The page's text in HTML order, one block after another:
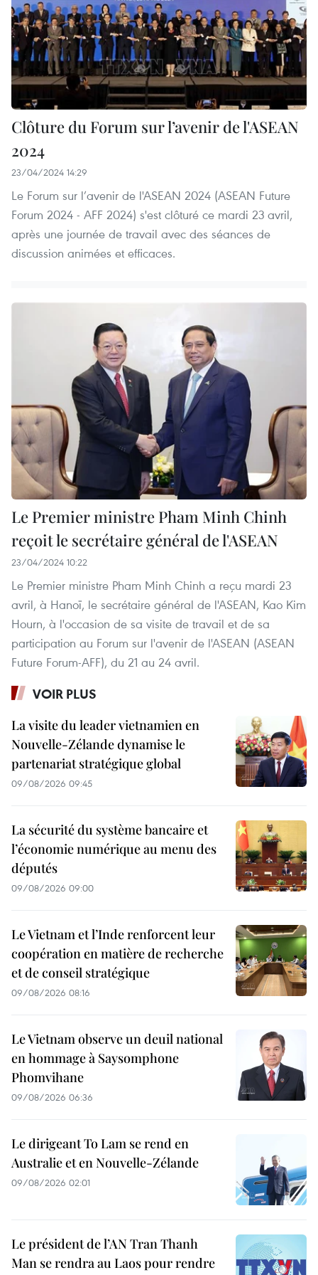
Clôture du Forum sur l’avenir de l'ASEAN
2024
23/04/2024 14:29
Le Forum sur l’avenir de l'ASEAN 2024 (ASEAN Future
Forum 2024 - AFF 2024) s'est clôturé ce mardi 23 avril,
après une journée de travail avec des séances de
discussion animées et efficaces.
Le Premier ministre Pham Minh Chinh
reçoit le secrétaire général de l'ASEAN
23/04/2024 10:22
Le Premier ministre Pham Minh Chinh a reçu mardi 23
avril, à Hanoï, le secrétaire général de l'ASEAN, Kao Kim
Hourn, à l'occasion de sa visite de travail et de sa
participation au Forum sur l'avenir de l'ASEAN (ASEAN
Future Forum-AFF), du 21 au 24 avril.
VOIR PLUS
La visite du leader vietnamien en
Nouvelle-Zélande dynamise le
partenariat stratégique global
09/08/2026 09:45
La sécurité du système bancaire et
l’économie numérique au menu des
députés
09/08/2026 09:00
Le Vietnam et l’Inde renforcent leur
coopération en matière de recherche
et de conseil stratégique
09/08/2026 08:16
Le Vietnam observe un deuil national
en hommage à Saysomphone
Phomvihane
09/08/2026 06:36
Le dirigeant To Lam se rend en
Australie et en Nouvelle-Zélande
09/08/2026 02:01
Le président de l’AN Tran Thanh
Man se rendra au Laos pour rendre